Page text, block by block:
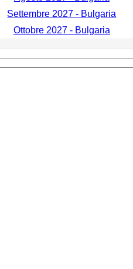
Settembre 2027 - Bulgaria
Ottobre 2027 - Bulgaria